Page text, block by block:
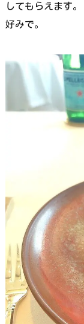
してもらえます
好みで。